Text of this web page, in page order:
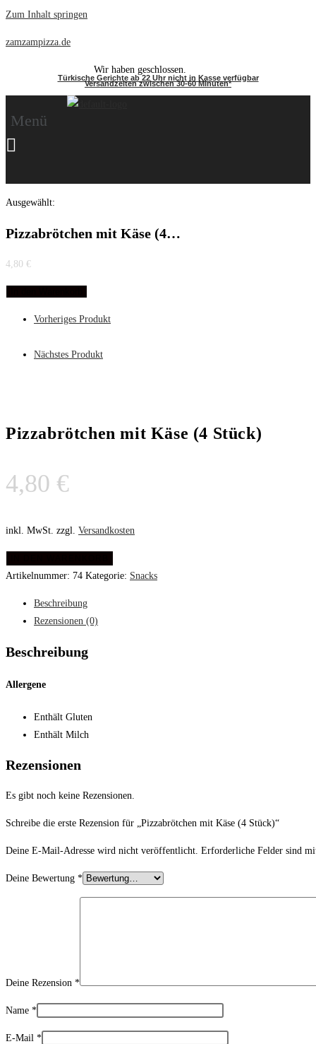
Zum Inhalt springen
zamzampizza.de
Wir haben geschlossen.
Türkische Gerichte ab 22 Uhr nicht in Kasse verfügbar
Versandzeiten zwischen 30-60 Minuten*
Menü
Ausgewählt:
Pizzabrötchen mit Käse (4…
4,80 €
Vorheriges Produkt
Nächstes Produkt
Pizzabrötchen mit Käse (4 Stück)
4,80 €
inkl. MwSt. zzgl. Versandkosten
Artikelnummer: 74 Kategorie: Snacks
Beschreibung
Rezensionen (0)
Beschreibung
Allergene
Enthält Gluten
Enthält Milch
Rezensionen
Es gibt noch keine Rezensionen.
Schreibe die erste Rezension für „Pizzabrötchen mit Käse (4 Stück)“
Deine E-Mail-Adresse wird nicht veröffentlicht. Erforderliche Felder sind
Deine Bewertung *
Deine Rezension *
Name *
E-Mail *